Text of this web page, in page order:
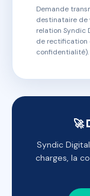
Demande
destinataire de
relation Syndic
de rectification
confidentialité).
🚀
Syndic
charges, la